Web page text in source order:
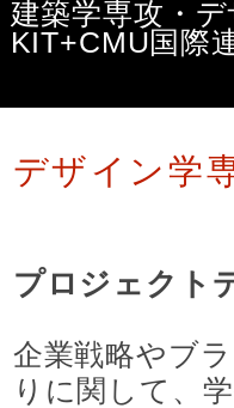
建築学専攻・デ
KIT+CMU国際
デザイン学専攻の
教員紹介
デザイン学
プロジェクト
企業戦略やブ
りに関して、